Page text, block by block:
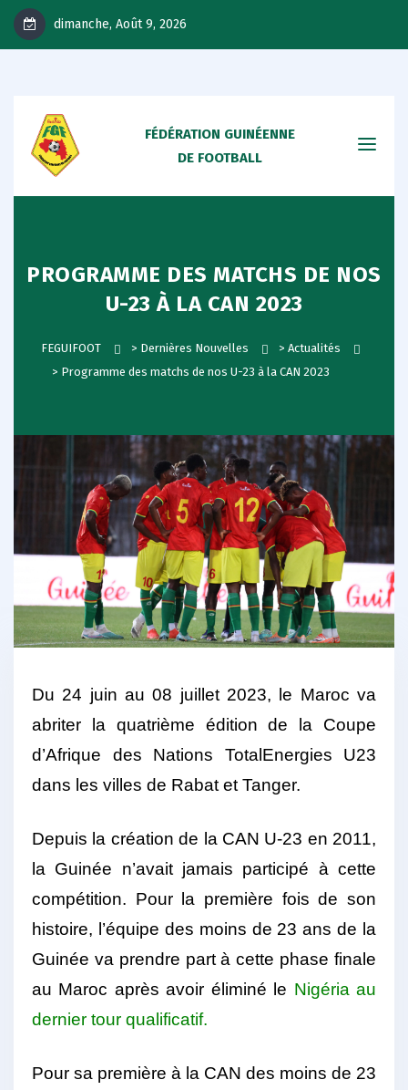
dimanche, Août 9, 2026
FÉDÉRATION GUINÉENNE
DE FOOTBALL
PROGRAMME DES MATCHS DE NOS
U-23 À LA CAN 2023
FEGUIFOOT > Dernières Nouvelles > Actualités
> Programme des matchs de nos U-23 à la CAN 2023
Du 24 juin au 08 juillet 2023, le Maroc va
abriter la quatrième édition de la Coupe
d’Afrique des Nations TotalEnergies U23
dans les villes de Rabat et Tanger.
Depuis la création de la CAN U-23 en 2011,
la Guinée n’avait jamais participé à cette
compétition. Pour la première fois de son
histoire, l’équipe des moins de 23 ans de la
Guinée va prendre part à cette phase finale
au Maroc après avoir éliminé le Nigéria au
dernier tour qualificatif.
Pour sa première à la CAN des moins de 23